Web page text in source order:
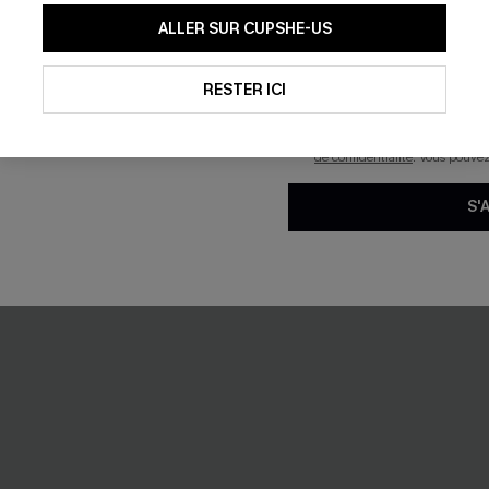
haute à col V Bikini noir coucher de soleil
42,00 €
ALLER SUR CUPSHE-US
RESTER ICI
En soumettant votre adresse
mails marketing (y compris
reconnaissez avoir pris
pouvons utiliser les données
technologies de suivi, telles
savoir si ceux-ci ont été
personnaliser nos contenus
produits susceptibles de
de confidentialité. Vous